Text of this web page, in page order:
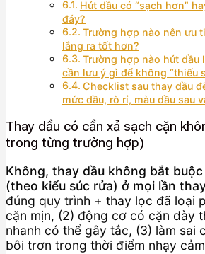
Hút dầu có “sạch hơn”
đáy?
Trường hợp nào nên ưu
lắng ra tốt hơn?
Trường hợp nào hút dầu
cần lưu ý gì để không “thiếu
Checklist sau thay dầu
mức dầu, rò rỉ, màu dầu sau
Thay dầu có cần xả sạch cặn
trong từng trường hợp)
Không, thay dầu không bắt
(theo kiểu súc rửa) ở mọi lần
đúng quy trình + thay lọc đã loại
cặn mịn, (2) động cơ có cặn dày
nhanh có thể gây tắc, (3) làm sai
bôi trơn trong thời điểm nhạy